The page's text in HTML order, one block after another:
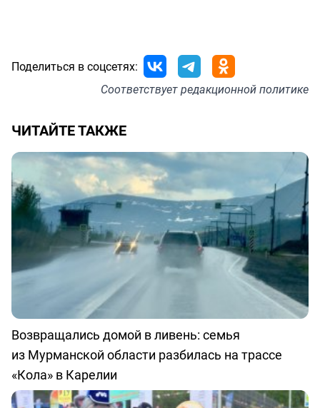
Поделиться в соцсетях:
Соответствуетредакционной политике
ЧИТАЙТЕ ТАКЖЕ
Возвращались домой в ливень: семья
из Мурманской области разбилась на трассе
«Кола» в Карелии